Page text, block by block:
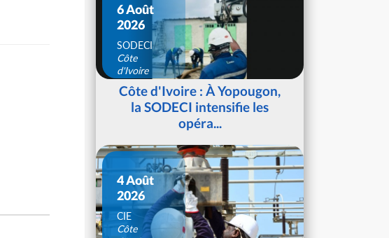
6 Août
2026
SODECI
Côte
d'Ivoire
Côte d'Ivoire : À Yopougon,
la SODECI intensifie les
opéra...
4 Août
2026
CIE
Côte